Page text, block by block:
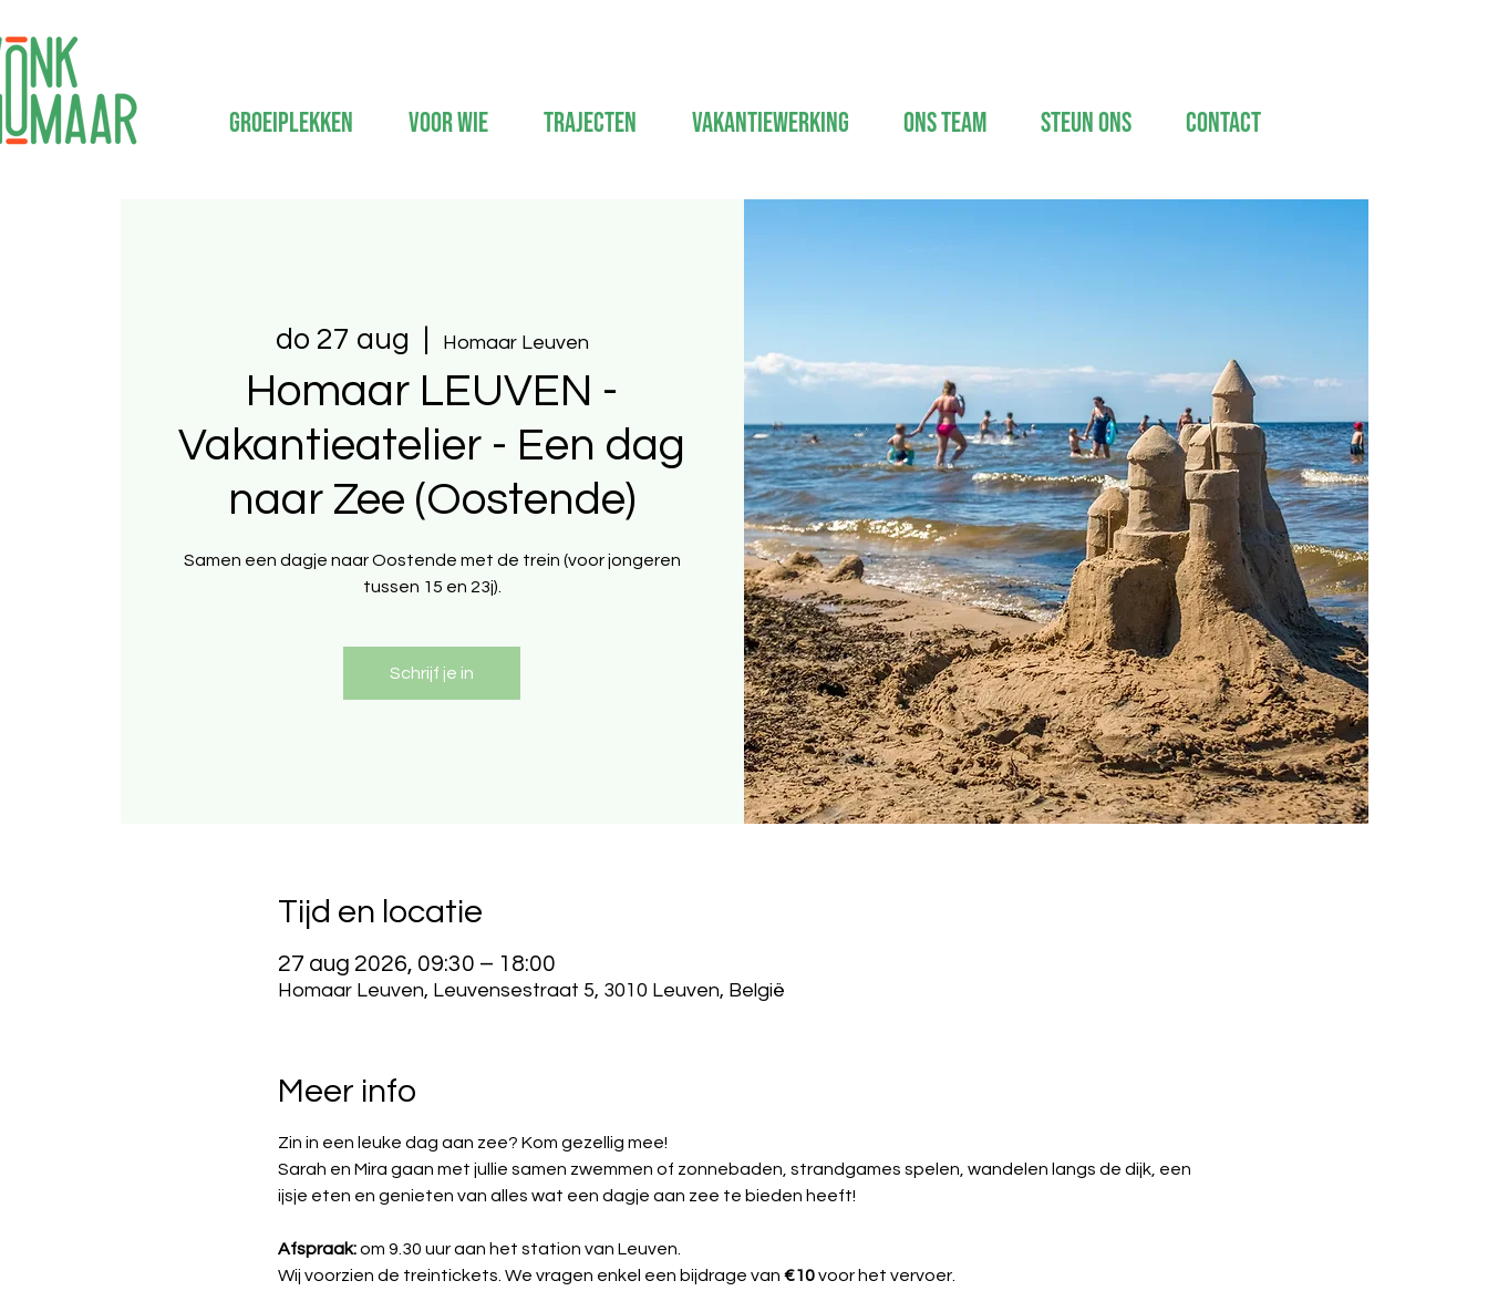
Groeiplekken Voor wie Trajecten Vakantiewerking Ons Team Steun ons Contact
do 27 aug Homaar Leuven
Homaar LEUVEN -
Vakantieatelier - Een dag
naar Zee (Oostende)
Samen een dagje naar Oostende met de trein (voor jongeren
tussen 15 en 23j).
Schrijf je in
Tijd en locatie
27 aug 2026, 09:30 – 18:00
Homaar Leuven, Leuvensestraat 5, 3010 Leuven, België
Meer info
Zin in een leuke dag aan zee? Kom gezellig mee!
Sarah en Mira gaan met jullie samen zwemmen of zonnebaden, strandgames spelen, wandelen langs de dijk, een
ijsje eten en genieten van alles wat een dagje aan zee te bieden heeft!
Afspraak: om 9.30 uur aan het station van Leuven.
Wij voorzien de treintickets. We vragen enkel een bijdrage van €10 voor het vervoer.